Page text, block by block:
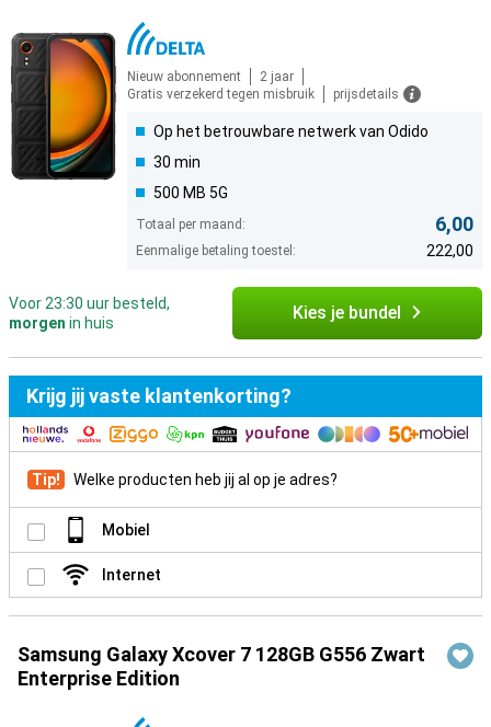
Nieuw abonnement
2 jaar
Gratis verzekerd tegen misbruik
prijsdetails
Op het betrouwbare netwerk van Odido
30 min
500 MB 5G
Totaal per maand: 6,00
Eenmalige betaling toestel: 222,00
Voor 23:30 uur besteld,
morgen in huis Kies je bundel
Krijg jij vaste klantenkorting?
Tip! Welke producten heb jij al op je adres?
Mobiel
Internet
Samsung Galaxy Xcover 7 128GB G556 Zwart
Enterprise Edition